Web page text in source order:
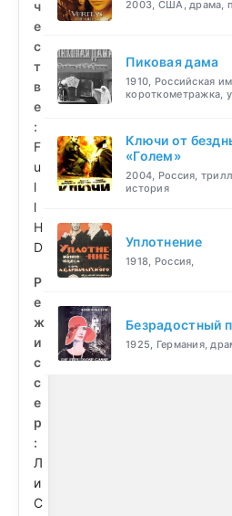
ч
е
с
т
в
е
:
F
u
l
l
H
D
Р
е
ж
и
с
с
е
р
:
Л
и
С
2003, США, драма,
Пиковая дама
1910, Российская
короткометражка,
Ключи от
«Голем»
2004, Россия,
история
Уплотнение
1918, Россия,
Безрадостный
1925, Германия,